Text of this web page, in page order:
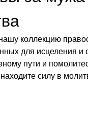
коллекцию
для исцеления и
пути и
силу в